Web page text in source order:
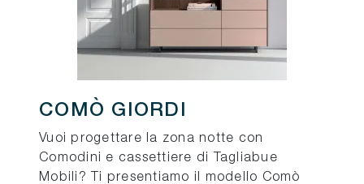
COMÒ GIORDI
Vuoi progettare la zona notte con
Comodini e cassettiere di Tagliabue
Mobili? Ti presentiamo il modello Comò